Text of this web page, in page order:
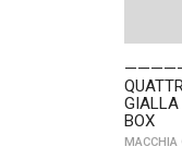
GIALLA
BOX
MACCHIA